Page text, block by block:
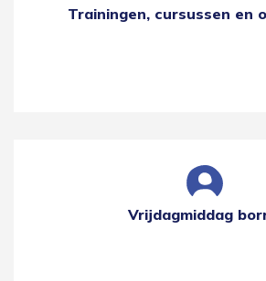
Trainingen, cursussen en
Vrijdagmiddag